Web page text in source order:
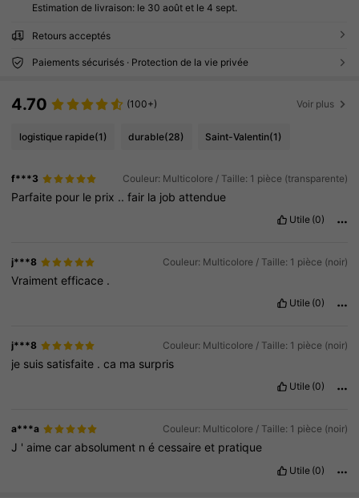
Estimation de livraison: le 30 août et le 4 sept.
Retours acceptés
Paiements sécurisés · Protection de la vie privée
4.70 (100+) Voir plus
logistique rapide(1) durable(28) Saint-Valentin(1)
f***3 Couleur: Multicolore / Taille: 1 pièce (transparente)
Parfaite pour le prix ..fair la job attendue
Utile (0)
j***8 Couleur: Multicolore / Taille: 1 pièce (noir)
Vraimentefficace .
Utile (0)
j***8 Couleur: Multicolore / Taille: 1 pièce (noir)
je suis satisfaite .ca ma surpris
Utile (0)
a***a Couleur: Multicolore / Taille: 1 pièce (noir)
J ' aimecar absolument nécessaireet pratique
Utile (0)